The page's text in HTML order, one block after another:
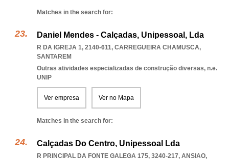
Matches in the search for:
Daniel Mendes - Calçadas, Unipessoal, Lda
R DA IGREJA 1, 2140-611, CARREGUEIRA CHAMUSCA,
SANTAREM
Outras atividades especializadas de construção diversas, n.e.
UNIP
Ver empresa Ver no Mapa
Matches in the search for:
Calçadas Do Centro, Unipessoal Lda
R PRINCIPAL DA FONTE GALEGA 175, 3240-217, ANSIAO,